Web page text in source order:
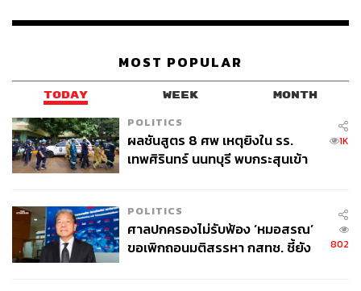
MOST POPULAR
TODAY WEEK MONTH
POLITICS
ผลชันสูตร 8 ศพ เหตุยิงใน รร.
เทพศิรินทร์ นนทบุรี พบกระสุนเข้า
1K
POLITICS
ศาลปกครองไม่รับฟ้อง ‘หมอสรณ’
ขอเพิกถอนมติสรรหา กสทช. ชี้ยัง
802